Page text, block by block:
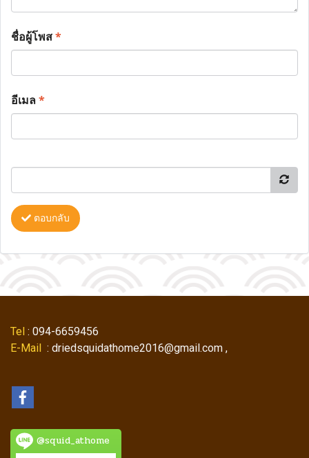
ชื่อผู้โพส*
อีเมล*
ตอบกลับ
Tel : 094-6659456
E-Mail : driedsquidathome2016@gmail.com ,
@squid_athome